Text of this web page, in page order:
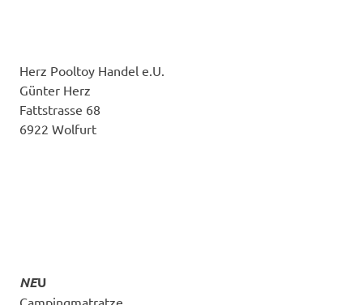
Herz Pooltoy Handel e.U.
Günter Herz
Fattstrasse 68
6922 Wolfurt
NEU
Campingmatratze